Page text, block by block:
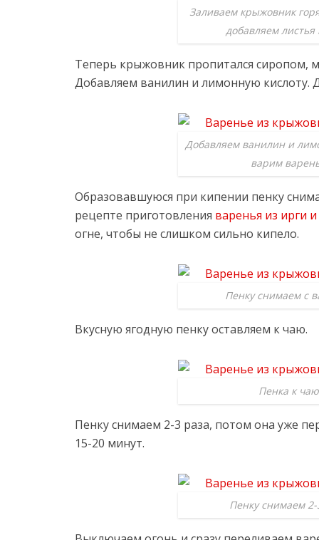
Заливаем крыжовник
добавляем
Теперь крыжовник пропитался сиропом,
Добавляем ванилин и лимонную кислоту.
Добавляем ванилин и
варим
Образовавшуюся при кипении пенку
рецепте приготовления варенья из ирги
огне, чтобы не слишком сильно кипело.
Пенку снимаем с
Вкусную ягодную пенку оставляем к чаю.
Пенка к чаю
Пенку снимаем 2-3 раза, потом она уже
15-20 минут.
Пенку снимаем 2-